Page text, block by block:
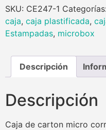
SKU: CE247-1 Categorías:
caja, caja plastificada,
Estampadas, microbox
Descripción
Descripción
Caja de carton micro